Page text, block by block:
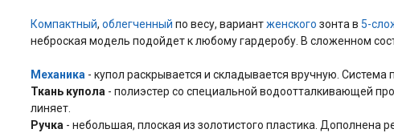
Компактный,облегченный по весу, вариантженского зонта в 5-
неброская модель подойдет к любому гардеробу. В сложенном
Механика - купол раскрывается и складывается вручную.
Ткань купола - полиэстер со специальной водоотталкивающей
линяет.
Ручка - небольшая, плоская из золотистого пластика.